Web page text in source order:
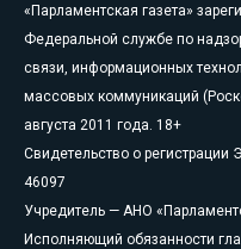
«Парламентская газета»
Федеральной службе по
связи, информационных
массовых коммуникаций
августа 2011 года. 18+
Свидетельство о
46097
Учредитель — АНО
Исполняющий обязанности